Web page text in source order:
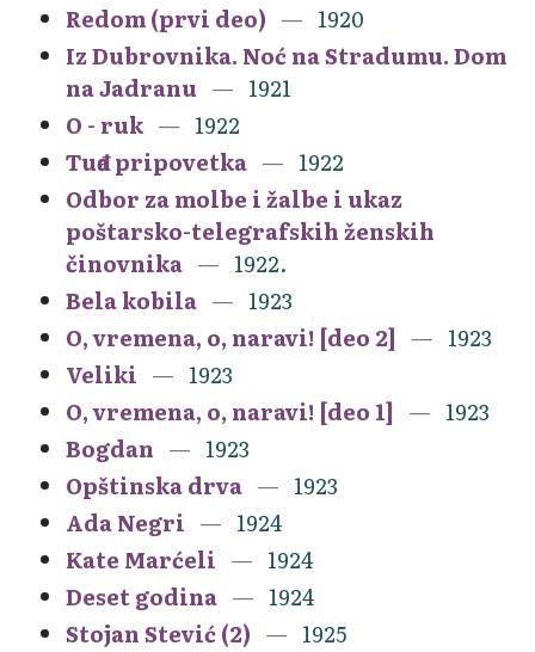
Redom (prvi deo)
1920
Iz Dubrovnika. Noć na Stradumu. Dom
na Jadranu
1921
O - ruk
1922
Tuđa pripovetka
1922
Odbor za molbe i žalbe i ukaz
poštarsko-telegrafskih ženskih
činovnika
1922.
Bela kobila
1923
O, vremena, o, naravi! [deo 2]
1923
Veliki
1923
O, vremena, o, naravi! [deo 1]
1923
Bogdan
1923
Opštinska drva
1923
Ada Negri
1924
Kate Marćeli
1924
Deset godina
1924
Stojan Stević (2)
1925